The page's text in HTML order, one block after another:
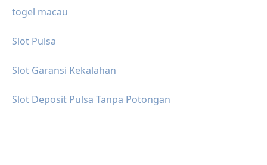
togel macau
Slot Pulsa
Slot Garansi Kekalahan
Slot Deposit Pulsa Tanpa Potongan